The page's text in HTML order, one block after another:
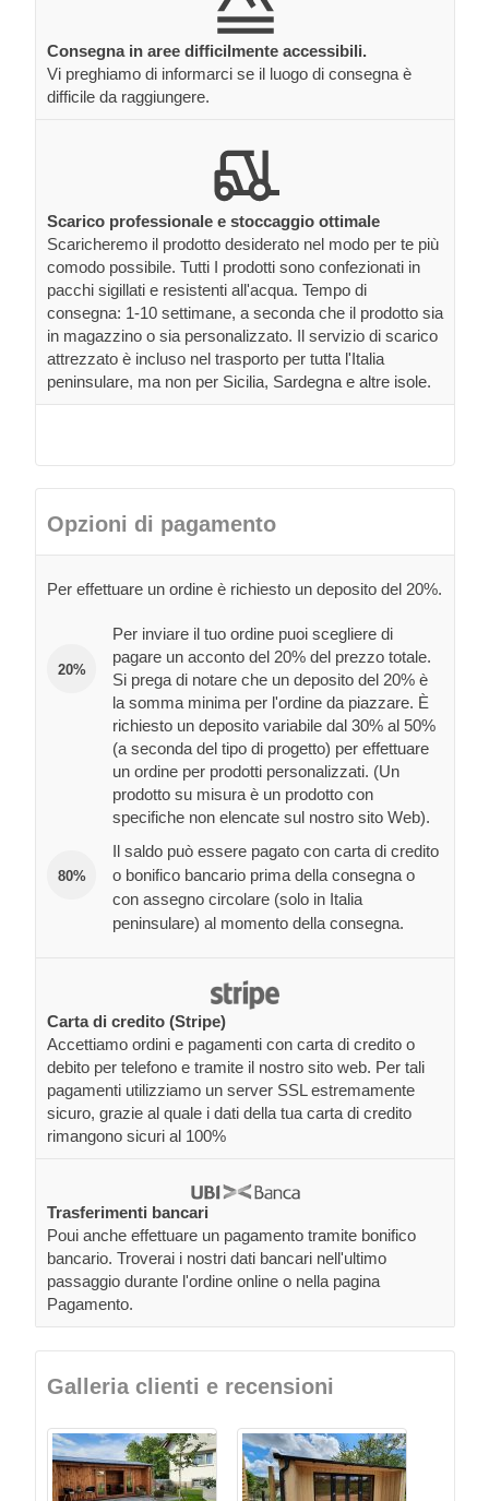
Consegna in aree difficilmente accessibili.
Vi preghiamo di informarci se il luogo di consegna è
difficile da raggiungere.
Scarico professionale e stoccaggio ottimale
Scaricheremo il prodotto desiderato nel modo per te più
comodo possibile. Tutti I prodotti sono confezionati in
pacchi sigillati e resistenti all'acqua. Tempo di
consegna: 1-10 settimane, a seconda che il prodotto sia
in magazzino o sia personalizzato. Il servizio di scarico
attrezzato è incluso nel trasporto per tutta l'Italia
peninsulare, ma non per Sicilia, Sardegna e altre isole.
Opzioni di pagamento
Per effettuare un ordine è richiesto un deposito del 20%.
20%
Per inviare il tuo ordine puoi scegliere di
pagare un acconto del 20% del prezzo totale.
Si prega di notare che un deposito del 20% è
la somma minima per l'ordine da piazzare. È
richiesto un deposito variabile dal 30% al 50%
(a seconda del tipo di progetto) per effettuare
un ordine per prodotti personalizzati. (Un
prodotto su misura è un prodotto con
specifiche non elencate sul nostro sito Web).
80%
Il saldo può essere pagato con carta di credito
o bonifico bancario prima della consegna o
con assegno circolare (solo in Italia
peninsulare) al momento della consegna.
Carta di credito (Stripe)
Accettiamo ordini e pagamenti con carta di credito o
debito per telefono e tramite il nostro sito web. Per tali
pagamenti utilizziamo un server SSL estremamente
sicuro, grazie al quale i dati della tua carta di credito
rimangono sicuri al 100%
Trasferimenti bancari
Poui anche effettuare un pagamento tramite bonifico
bancario. Troverai i nostri dati bancari nell'ultimo
passaggio durante l'ordine online o nella pagina
Pagamento.
Galleria clienti e recensioni